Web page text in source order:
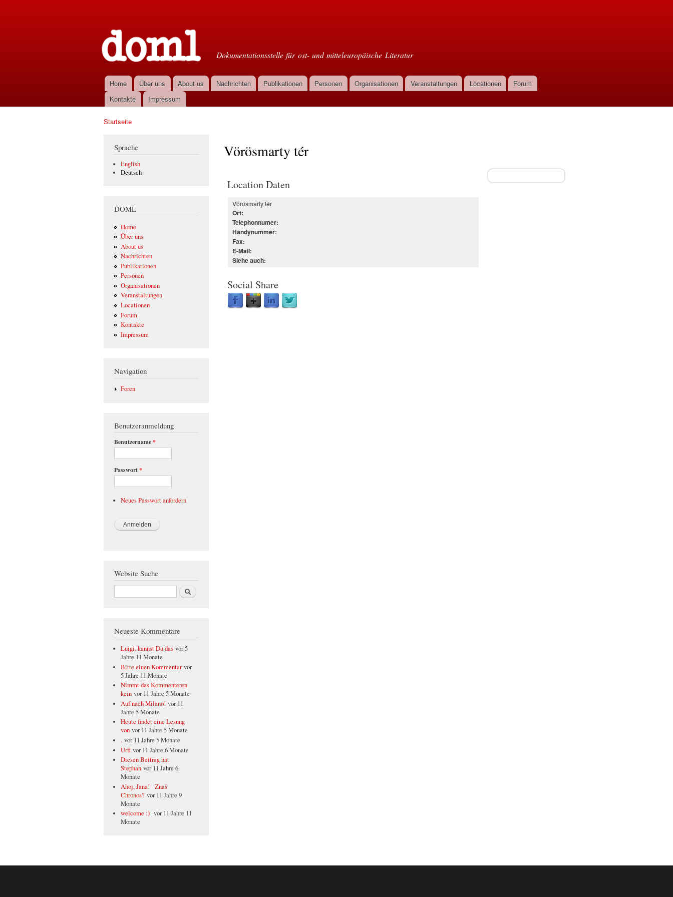
Dokumentationsstelle für ost- und mitteleuropäische Literatur
Hauptmenü
Home Über uns About us Nachrichten Publikationen Personen Organisationen Veranstaltungen Locationen
Forum
Kontakte
Impressum
Startseite
Sprache
English
Deutsch
DOML
Home
Über uns
About us
Nachrichten
Publikationen
Personen
Organisationen
Veranstaltungen
Locationen
Forum
Kontakte
Impressum
Navigation
Foren
Benutzeranmeldung
Benutzername*
Passwort*
Neues Passwort anfordern
Website Suche
Suche
Neueste Kommentare
Luigi. kannst Du das vor 5
Jahre 11 Monate
Bitte einen Kommentar vor
5 Jahre 11 Monate
Nimmt das Kommenteren
kein vor 11 Jahre 5 Monate
Auf nach Milano! vor 11
Jahre 5 Monate
Heute findet eine Lesung
von vor 11 Jahre 5 Monate
. vor 11 Jahre 5 Monate
Urfi vor 11 Jahre 6 Monate
Diesen Beitrag hat
Stephan vor 11 Jahre 6
Monate
Ahoj, Jana! Znaš
Chronos? vor 11 Jahre 9
Monate
welcome :) vor 11 Jahre 11
Monate
Vörösmarty tér
Location Daten
Vörösmarty tér
Ort:
Telephonnumer:
Handynummer:
Fax:
E-Mail:
Siehe auch:
Social Share